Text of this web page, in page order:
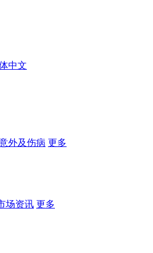
中文
外及伤病 更多
场资讯 更多